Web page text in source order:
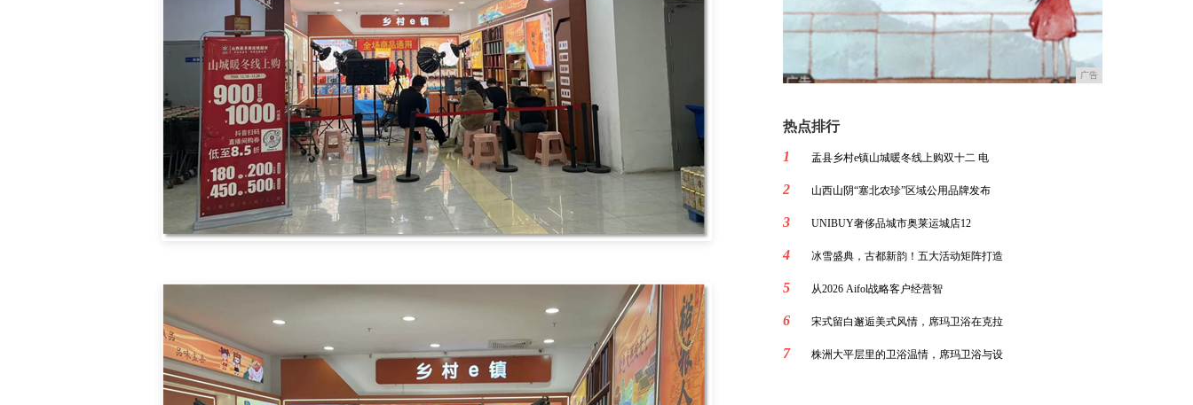
广告
热点排行
1
盂县乡村e镇山城暖冬线上购双十二 电
2 山西山阴“塞北农珍”区域公用品牌发布
3 UNIBUY奢侈品城市奥莱运城店12
4 冰雪盛典，古都新韵！五大活动矩阵打造
5 从2026 Aifol战略客户经营智
6 宋式留白邂逅美式风情，席玛卫浴在克拉
7 株洲大平层里的卫浴温情，席玛卫浴与设